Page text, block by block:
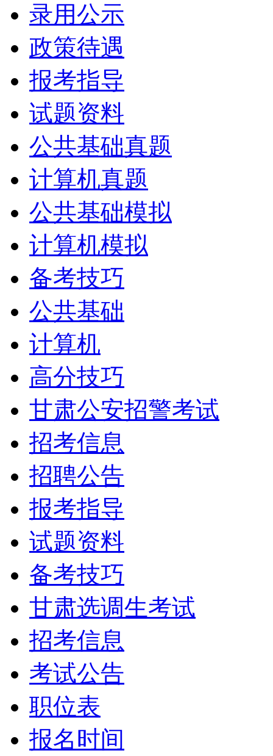
录用公示
政策待遇
报考指导
试题资料
公共基础真题
计算机真题
公共基础模拟
计算机模拟
备考技巧
公共基础
计算机
高分技巧
甘肃公安招警考试
招考信息
招聘公告
报考指导
试题资料
备考技巧
甘肃选调生考试
招考信息
考试公告
职位表
报名时间